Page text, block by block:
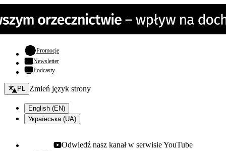
Promocje- otwiera się w nowej karcie
Newsletter
Podcasty
Zmień język - bieżący:
PL Zmień język strony
English (EN)
Українська (UA)
Youtube - otwiera się w nowej karcie
Odwiedź nasz kanał w serwisie YouTube